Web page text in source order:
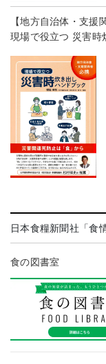
【地方自治体・支援
現場で役立つ 災害時
日本食糧新聞社「食
食の図書室